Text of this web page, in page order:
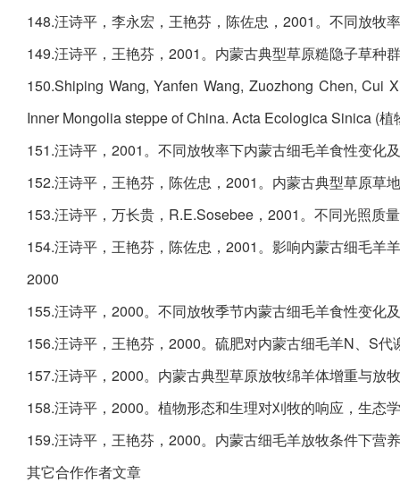
148.汪诗平，李永宏，王艳芬，陈佐忠，2001。不同放牧
149.汪诗平，王艳芬，2001。内蒙古典型草原糙隐子草种
150.Shiping Wang, Yanfen Wang, Zuozhong Chen, Cui
Inner Mongolia steppe of China. Acta Ecologica Sinica (
151.汪诗平，2001。不同放牧率下内蒙古细毛羊食性变化
152.汪诗平，王艳芬，陈佐忠，2001。内蒙古典型草原草
153.汪诗平，万长贵，R.E.Sosebee，2001。不同光照质
154.汪诗平，王艳芬，陈佐忠，2001。影响内蒙古细毛羊
2000
155.汪诗平，2000。不同放牧季节内蒙古细毛羊食性变化
156.汪诗平，王艳芬，2000。硫肥对内蒙古细毛羊N、S
157.汪诗平，2000。内蒙古典型草原放牧绵羊体增重与放
158.汪诗平，2000。植物形态和生理对刈牧的响应，生态
159.汪诗平，王艳芬，2000。内蒙古细毛羊放牧条件下营
其它合作作者文章